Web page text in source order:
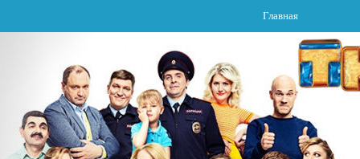
Главная